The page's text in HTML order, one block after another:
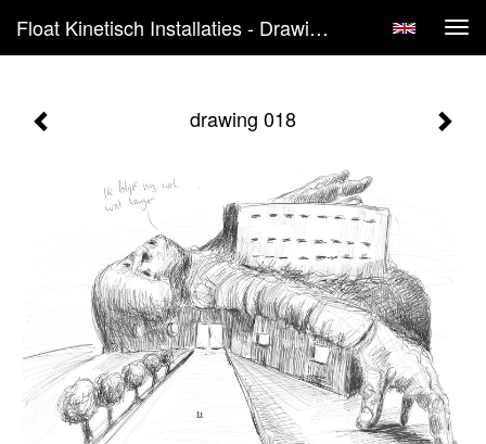
Float Kinetisch Installaties - Drawing 018
drawing 018